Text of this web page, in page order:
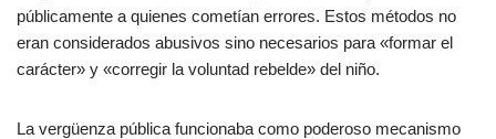
públicamente a quienes cometían errores. Estos métodos no
eran considerados abusivos sino necesarios para «formar el
carácter» y «corregir la voluntad rebelde» del niño.
La vergüenza pública funcionaba como poderoso mecanismo